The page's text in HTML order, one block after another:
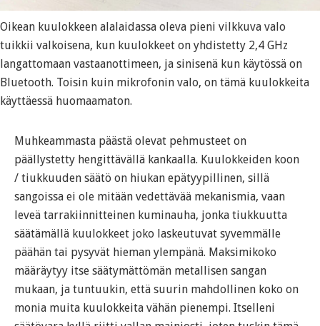
Oikean kuulokkeen alalaidassa oleva pieni vilkkuva valo
tuikkii valkoisena, kun kuulokkeet on yhdistetty 2,4 GHz
langattomaan vastaanottimeen, ja sinisenä kun käytössä on
Bluetooth. Toisin kuin mikrofonin valo, on tämä kuulokkeita
käyttäessä huomaamaton.
Muhkeammasta päästä olevat pehmusteet on
päällystetty hengittävällä kankaalla. Kuulokkeiden koon
/ tiukkuuden säätö on hiukan epätyypillinen, sillä
sangoissa ei ole mitään vedettävää mekanismia, vaan
leveä tarrakiinnitteinen kuminauha, jonka tiukkuutta
säätämällä kuulokkeet joko laskeutuvat syvemmälle
päähän tai pysyvät hieman ylempänä. Maksimikoko
määräytyy itse säätymättömän metallisen sangan
mukaan, ja tuntuukin, että suurin mahdollinen koko on
monia muita kuulokkeita vähän pienempi. Itselleni